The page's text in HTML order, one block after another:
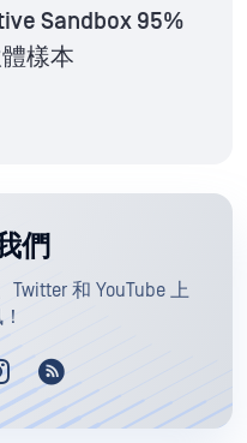
Sandbox 95%
樣本
們
Twitter 和 YouTube 上